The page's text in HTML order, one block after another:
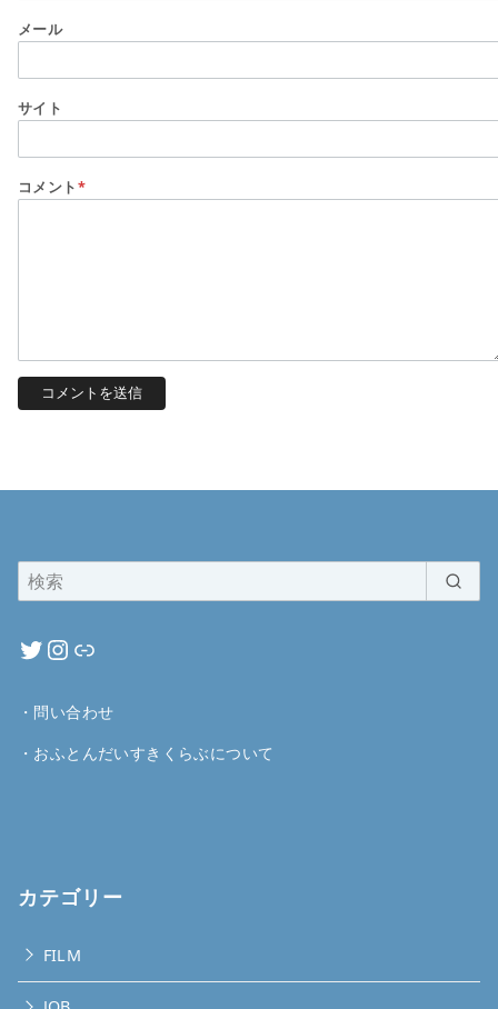
メール
サイト
コメント*
・ 問い合わせ
・ おふとんだいすきくらぶについて
カテゴリー
FILM